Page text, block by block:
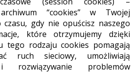
“cookies” w Twojej
czasu, gdy nie opuścisz naszego
które otrzymujemy dzięki
tego rodzaju cookies pomagają
ruch sieciowy, umożliwiają
rozwiązywanie problemów